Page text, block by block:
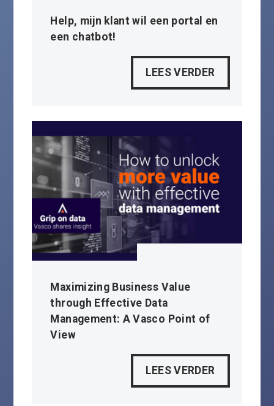
Help, mijn klant wil een portal en
een chatbot!
LEES VERDER
Maximizing Business Value
through Effective Data
Management: A Vasco Point of
View
LEES VERDER